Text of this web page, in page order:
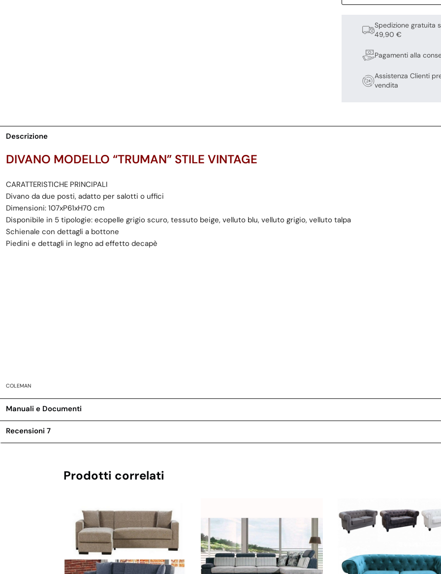
Spedizione gratuita
49,90 €
Pagamenti alla
Assistenza Clienti
vendita
Descrizione
DIVANO MODELLO “TRUMAN” STILE VINTAGE
CARATTERISTICHE PRINCIPALI
Divano da due posti, adatto per salotti o uffici
Dimensioni: 107xP61xH70 cm
Disponibile in 5 tipologie: ecopelle grigio scuro, tessuto beige, velluto blu, velluto grigio, velluto talpa
Schienale con dettagli a bottone
Piedini e dettagli in legno ad effetto decapè
COLEMAN
Manuali e Documenti
Recensioni 7
Prodotti correlati